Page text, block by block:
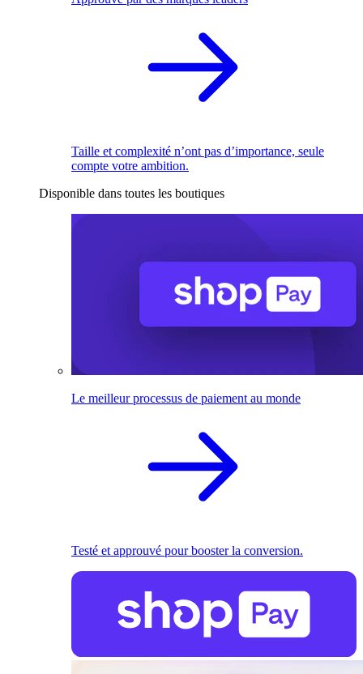
Taille et complexité n’ont pas d’importance, seule
compte votre ambition.
Disponible dans toutes les boutiques
Le meilleur processus de paiement au monde
Testé et approuvé pour booster la conversion.